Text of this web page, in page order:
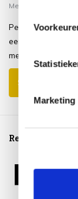
Marketing
Mei 2025
Perfecte maat,
eenvoudig aan te
mee
Schrijf je eigen
Reeds bekeken